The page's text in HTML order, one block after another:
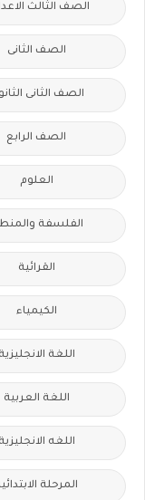
الصف الثالث
الصف الثانى
الصف الثانى
الصف الرابع
العلوم
الفلسفة
القرائية
الكيمياء
اللغة الانجليزية
اللغة العربية
اللغه الانجليزية
المرحلة